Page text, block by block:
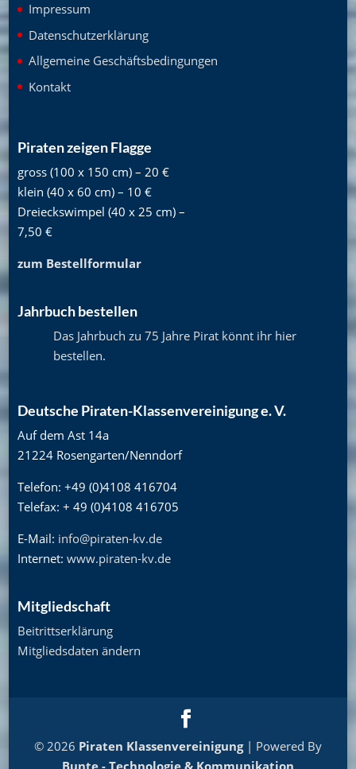
Impressum
Datenschutzerklärung
Allgemeine Geschäftsbedingungen
Kontakt
Piraten zeigen Flagge
gross (100 x 150 cm) – 20 €
klein (40 x 60 cm) – 10 €
Dreieckswimpel (40 x 25 cm) –
7,50 €
zum Bestellformular
Jahrbuch bestellen
Das Jahrbuch zu 75 Jahre Pirat könnt ihr hier
bestellen.
Deutsche Piraten-Klassenvereinigung e. V.
Auf dem Ast 14a
21224 Rosengarten/Nenndorf
Telefon: +49 (0)4108 416704
Telefax: + 49 (0)4108 416705
E-Mail: info@piraten-kv.de
Internet: www.piraten-kv.de
Mitgliedschaft
Beitrittserklärung
Mitgliedsdaten ändern
© 2026 Piraten Klassenvereinigung| Powered By